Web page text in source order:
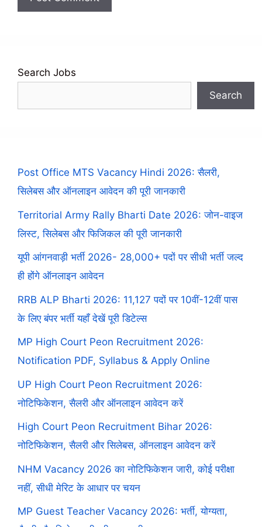
Search Jobs
Search
Post Office MTS Vacancy Hindi 2026: सैलरी,
सिलेबस और ऑनलाइन आवेदन की पूरी जानकारी
Territorial Army Rally Bharti Date 2026: जोन-वाइज
लिस्ट, सिलेबस और फिजिकल की पूरी जानकारी
यूपी आंगनवाड़ी भर्ती 2026- 28,000+ पदों पर सीधी भर्ती जल्द
ही होंगे ऑनलाइन आवेदन
RRB ALP Bharti 2026: 11,127 पदों पर 10वीं-12वीं पास
के लिए बंपर भर्ती यहाँ देखें पूरी डिटेल्स
MP High Court Peon Recruitment 2026:
Notification PDF, Syllabus & Apply Online
UP High Court Peon Recruitment 2026:
नोटिफिकेशन, सैलरी और ऑनलाइन आवेदन करें
High Court Peon Recruitment Bihar 2026:
नोटिफिकेशन, सैलरी और सिलेबस, ऑनलाइन आवेदन करें
NHM Vacancy 2026 का नोटिफिकेशन जारी, कोई परीक्षा
नहीं, सीधी मेरिट के आधार पर चयन
MP Guest Teacher Vacancy 2026: भर्ती, योग्यता,